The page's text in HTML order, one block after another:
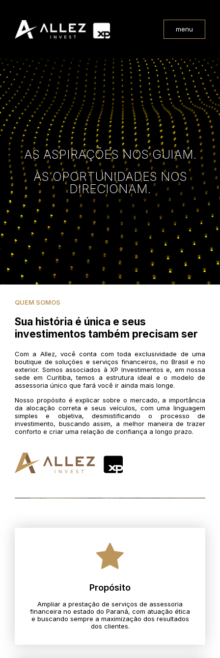
menu
AS ASPIRAÇÕES NOS GUIAM.
AS OPORTUNIDADES NOS
DIRECIONAM.
QUEM SOMOS
Sua história é única e seus
investimentos também precisam ser
Com a Allez, você conta com toda exclusividade de uma
boutique de soluções e serviços financeiros, no Brasil e no
exterior. Somos associados à XP Investimentos e, em nossa
sede em Curitiba, temos a estrutura ideal e o modelo de
assessoria único que fará você ir ainda mais longe.
Nosso propósito é explicar sobre o mercado, a importância
da alocação correta e seus veículos, com uma linguagem
simples e objetiva, desmistificando o processo de
investimento, buscando assim, a melhor maneira de trazer
conforto e criar uma relação de confiança a longo prazo.
Propósito
Ampliar a prestação de serviços de assessoria
financeira no estado do Paraná, com atuação ética
e buscando sempre a maximização dos resultados
dos clientes.